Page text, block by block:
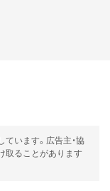
います。広告主・協
取ることがあります